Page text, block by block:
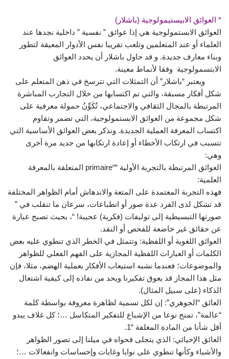
* العوائق الابيستيمولوجية (باشلار)
العوائق الابستمولوجية هي إذا عوائق ” نفسية ” داخلية نجدها عند
العلماء أو عند المتعلمين وتلعب تقريبا نفس الأدوار المعيقة لتطور
وبناء معارف جديدة. و قد حاول باشلار أن يحدد العوائق
الابتسمولوجية وفقا لأنماط معينة.
ويعتبر “باشلار” أن التمثلات التي تترسخ في ذهن المتعلم على
شكل أفكار مسبقة، والتي تم اكتسابها من خلال التجارب المباشرة
المرتبطة بالمجال الثقافي والاجتماعي، تُكَوِّنُ حمولة معرفية على
شكل مجموعة من العوائق الابستمولوجية، التي تضمر وتقاوم
اكتساب المعرفة العملية الجديدة. ونذكر بعض العوائق الأساسية التي
تتسبب في ارتكاب الأخطاء أو إعادة ارتكابها من جديد مرة أخرى
وهي:
العوائق المرتبطة بالتجربة الأولية ““primaire المتعلقة بالمعرفة
العلمية:
فهذه التجربة المعتمدة على المتعة والاندهاش أمام الظواهر المختلفة
قد تشكل لدى الفرد عدة صور أو انطباعات، سرعان ما تنقلب في ”
صورتها التبسيطية إلى توليفات (فكرية) عجيبة! “، بحيث تصبح عبارة
عن حقائق غير خاضعة للفحص أو النقد.
العوائق اللغوية أو اللفظية: وتتمثل في الخطر الذي تنطوي عليه بعض
الكلمات أو العبارات اللفظية المجازية على الفهم الفعلي للظواهر
والموضوعات؛ فعندما نشبه استيعاب الأفكار بعملية الهضم، مثلا، فإن
مثل هذا المجاز قد يعوق تفكيرنا ويحد من نفاذه إلى كيفية اشتغال
الذكاء (على سبيل المثال).
العائق “الجوهري”: إن لكل تسمية لظاهرة معروفة بواسطة كلمة
“عالمة”، تمنح نوعا من الإشباع للتفكير المتكاسل …؛ كل غلاف يبدو
أقل شأنا من المادة المغلفة “1.
العائق الإحيائي: الذي يتجلى فحواه في ميلنا إلى تصور الظواهر
والأشياء وكأنها تنطوي على نوايا وغايات وإحساسات وانفعالات …؛